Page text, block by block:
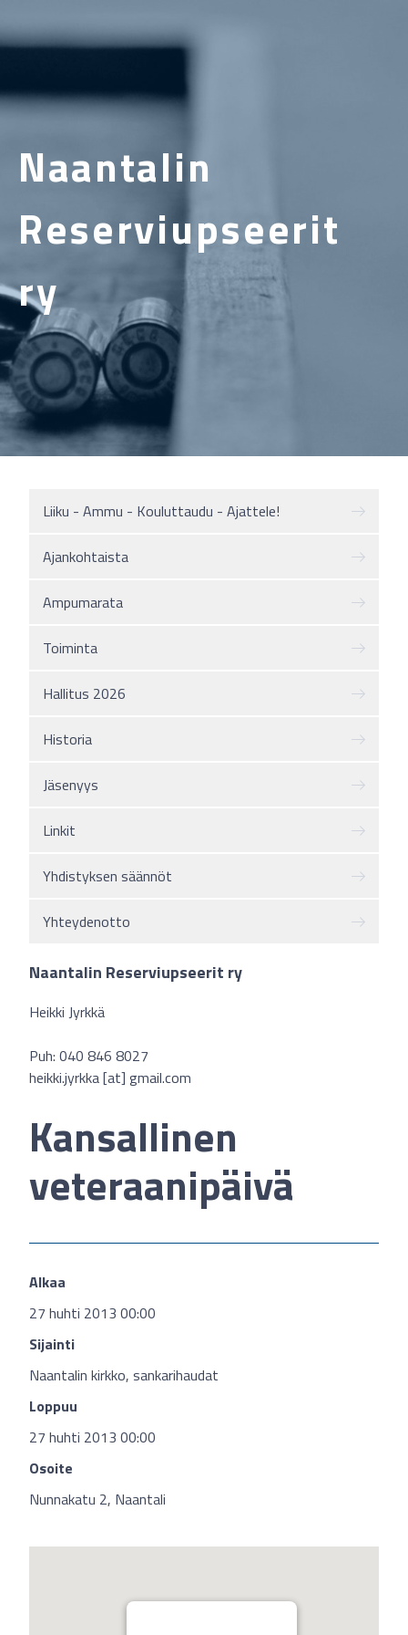
Naantalin
Reserviupseerit
ry
Liiku - Ammu - Kouluttaudu - Ajattele!
Ajankohtaista
Ampumarata
Toiminta
Hallitus 2026
Historia
Jäsenyys
Linkit
Yhdistyksen säännöt
Yhteydenotto
Naantalin Reserviupseerit ry
Heikki Jyrkkä
Puh: 040 846 8027
heikki.jyrkka [at] gmail.com
Kansallinen
veteraanipäivä
Alkaa
27 huhti 2013 00:00
Sijainti
Naantalin kirkko, sankarihaudat
Loppuu
27 huhti 2013 00:00
Osoite
Nunnakatu 2, Naantali